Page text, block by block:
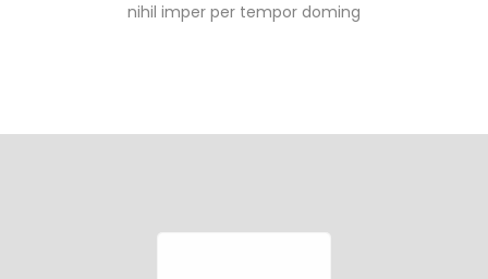
nihil imper per tempor doming